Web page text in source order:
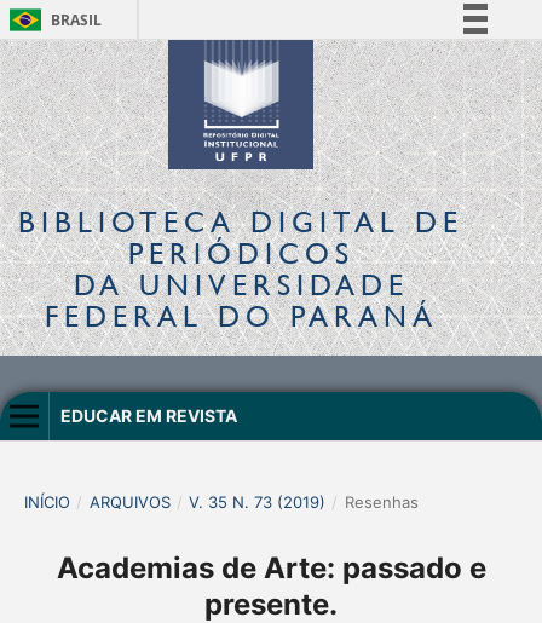
BRASIL
Simplifique!
Comunica BR
Participe
Acesso à informação
Legislação
Canais
BIBLIOTECA DIGITALDE
PERIÓDICOS
DA UNIVERSIDADE
FEDERAL DO PARANÁ
EDUCAR EM REVISTA
INÍCIO / ARQUIVOS / V. 35 N. 73 (2019) / Resenhas
Academias de Arte: passado e
presente.